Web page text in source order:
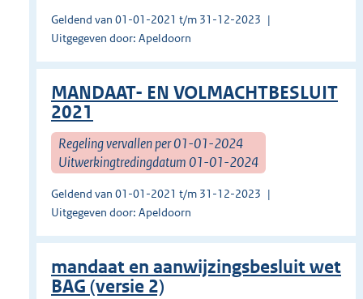
Geldend van 01-01-2021 t/m 31-12-2023
Uitgegeven door: Apeldoorn
MANDAAT- EN VOLMACHTBESLUIT
2021
Regeling vervallen per 01-01-2024
Uitwerkingtredingdatum 01-01-2024
Geldend van 01-01-2021 t/m 31-12-2023
Uitgegeven door: Apeldoorn
mandaat en aanwijzingsbesluit wet
BAG (versie 2)